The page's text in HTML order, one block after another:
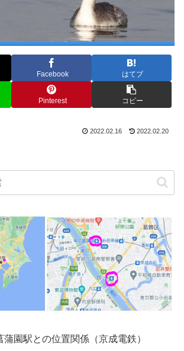
Facebook はてブ
Pinterest コピー
2022.02.16 2022.02.20
蒲園駅との位置関係（京成電鉄）